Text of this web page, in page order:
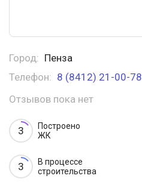
Город: Пенза
Телефон: 8 (8412) 21-00-78
Отзывов пока нет
3
Построено
ЖК
3
В процессе
строительства